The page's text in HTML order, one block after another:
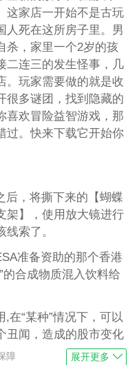
这家店一开始不是古玩
人死在这所房子里。男
杀，家里一个2岁的孩
二连三的发生怪事，几
。玩家需要做的就是收
很多谜团，找到隐藏的
喜欢冒险益智游戏，那
过。快来下载它开始你
后，将撕下来的【蝴蝶
架】，使用放大镜进行
索了。
准备资助的那个香港
的合成物质混入饮料给
在“某种”情况下，可以
丑闻，造成的股市变化
障 展开更多